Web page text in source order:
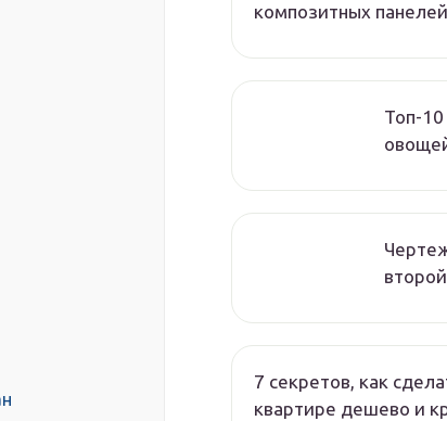
композитных
Топ-
7 секретов, как
квартире дешево и